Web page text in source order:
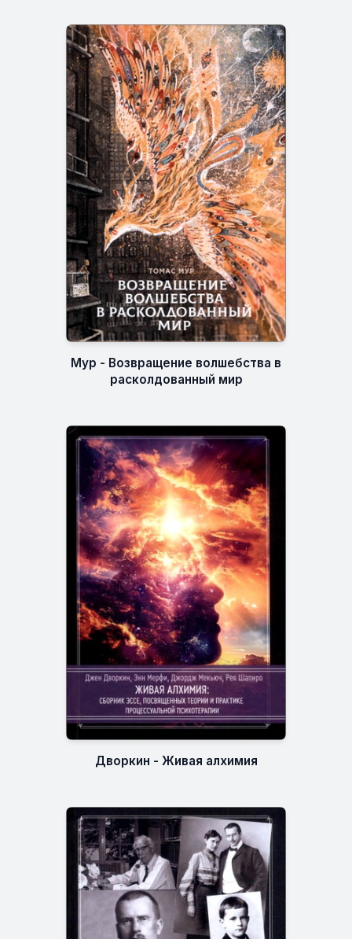
Мур - Возвращение волшебства в
расколдованный мир
Дворкин - Живая алхимия